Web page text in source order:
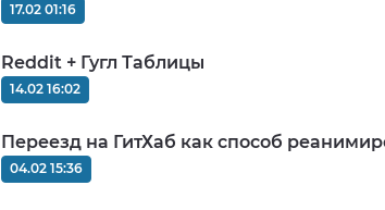
CPA+CPL (гиб
MIN: $20
17.02 01:16
Reddit + Гугл Таблицы
14.02 16:02
Переезд на ГитХаб как способ
04.02 15:36